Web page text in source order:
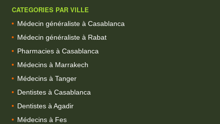
CATEGORIES PAR VILLE
Médecin généraliste à Casablanca
Médecin généraliste à Rabat
Pharmacies à Casablanca
Médecins à Marrakech
Médecins à Tanger
Dentistes à Casablanca
Dentistes à Agadir
Médecins à Fes